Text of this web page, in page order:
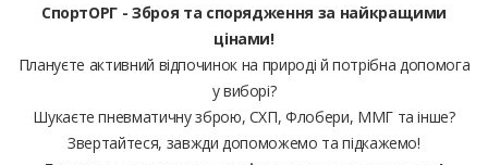
СпортОРГ - Зброя та спорядження за найкращими
цінами!
Плануєте активний відпочинок на природі й потрібна допомога
у виборі?
Шукаєте пневматичну зброю, СХП, Флобери, ММГ та інше?
Звертайтеся, завжди допоможемо та підкажемо!